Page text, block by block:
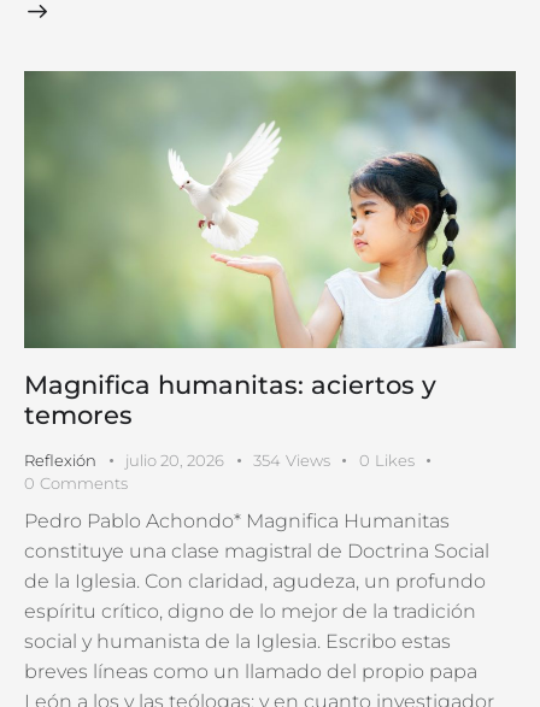
Magnifica humanitas: aciertos y
temores
Reflexión julio 20, 2026 354 Views 0 Likes
0 Comments
Pedro Pablo Achondo* Magnifica Humanitas
constituye una clase magistral de Doctrina Social
de la Iglesia. Con claridad, agudeza, un profundo
espíritu crítico, digno de lo mejor de la tradición
social y humanista de la Iglesia. Escribo estas
breves líneas como un llamado del propio papa
León a los y las teólogas; y en cuanto investigador